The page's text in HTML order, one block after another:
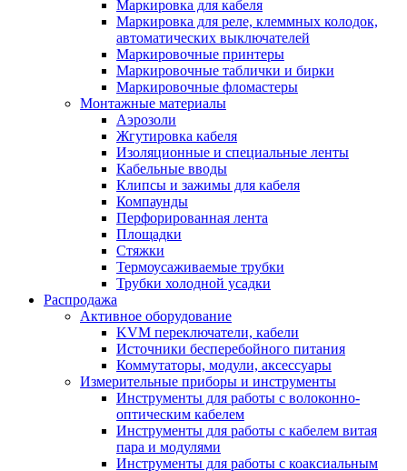
Маркировка для кабеля
Маркировка для реле, клеммных колодок,
автоматических выключателей
Маркировочные принтеры
Маркировочные таблички и бирки
Маркировочные фломастеры
Монтажные материалы
Аэрозоли
Жгутировка кабеля
Изоляционные и специальные ленты
Кабельные вводы
Клипсы и зажимы для кабеля
Компаунды
Перфорированная лента
Площадки
Стяжки
Термоусаживаемые трубки
Трубки холодной усадки
Распродажа
Активное оборудование
KVM переключатели, кабели
Источники бесперебойного питания
Коммутаторы, модули, аксессуары
Измерительные приборы и инструменты
Инструменты для работы с волоконно-
оптическим кабелем
Инструменты для работы с кабелем витая
пара и модулями
Инструменты для работы с коаксиальным